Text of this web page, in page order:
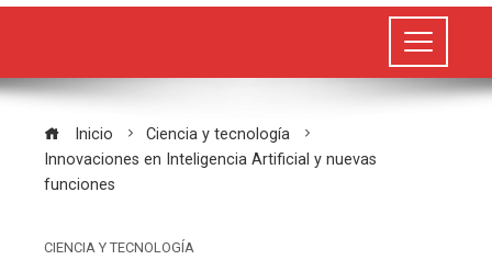
Inicio
Ciencia y tecnología
Innovaciones en Inteligencia Artificial y nuevas
funciones
CIENCIA Y TECNOLOGÍA